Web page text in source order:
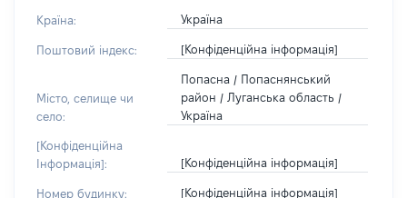
Країна: Україна
Поштовий індекс: [Конфіденційна інформація]
Місто, селище чи
село:
Попасна / Попаснянський
район / Луганська область /
Україна
[Конфіденційна
Інформація]:
[Конфіденційна інформація]
Номер будинку: [Конфіденційна інформація]